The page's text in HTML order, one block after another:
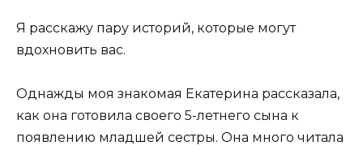
Я расскажу пару историй, которые могут
вдохновить вас.
Однажды моя знакомая Екатерина рассказала,
как она готовила своего 5-летнего сына к
появлению младшей сестры. Она много читала